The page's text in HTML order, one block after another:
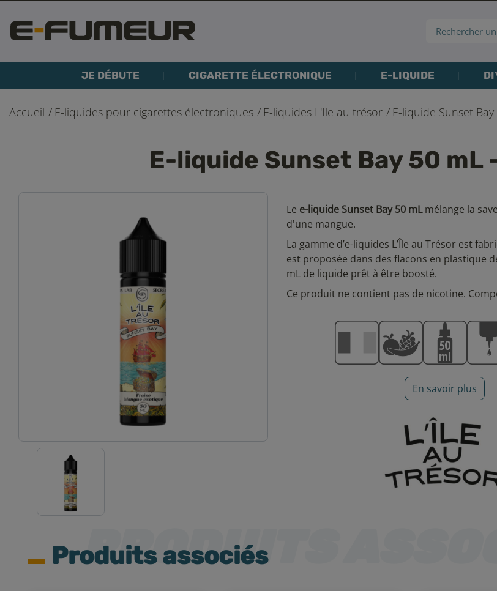
JE DÉBUTE CIGARETTE ÉLECTRONIQUE E-LIQUIDE
Accueil E-liquides pour cigarettes électroniques E-liquides L'Ile au trésor E-liquide Sunset
E-liquide Sunset Bay 50 mL
Le e-liquide SunsetBay 50 mLmélange la
d'une mangue.
La gamme d’e-liquides L’Île au Trésor est
est proposée dans des flacons en plastique
mL de liquide prêt à être boosté.
Ce produit ne contient pas de nicotine.
En savoir plus
Produits associés